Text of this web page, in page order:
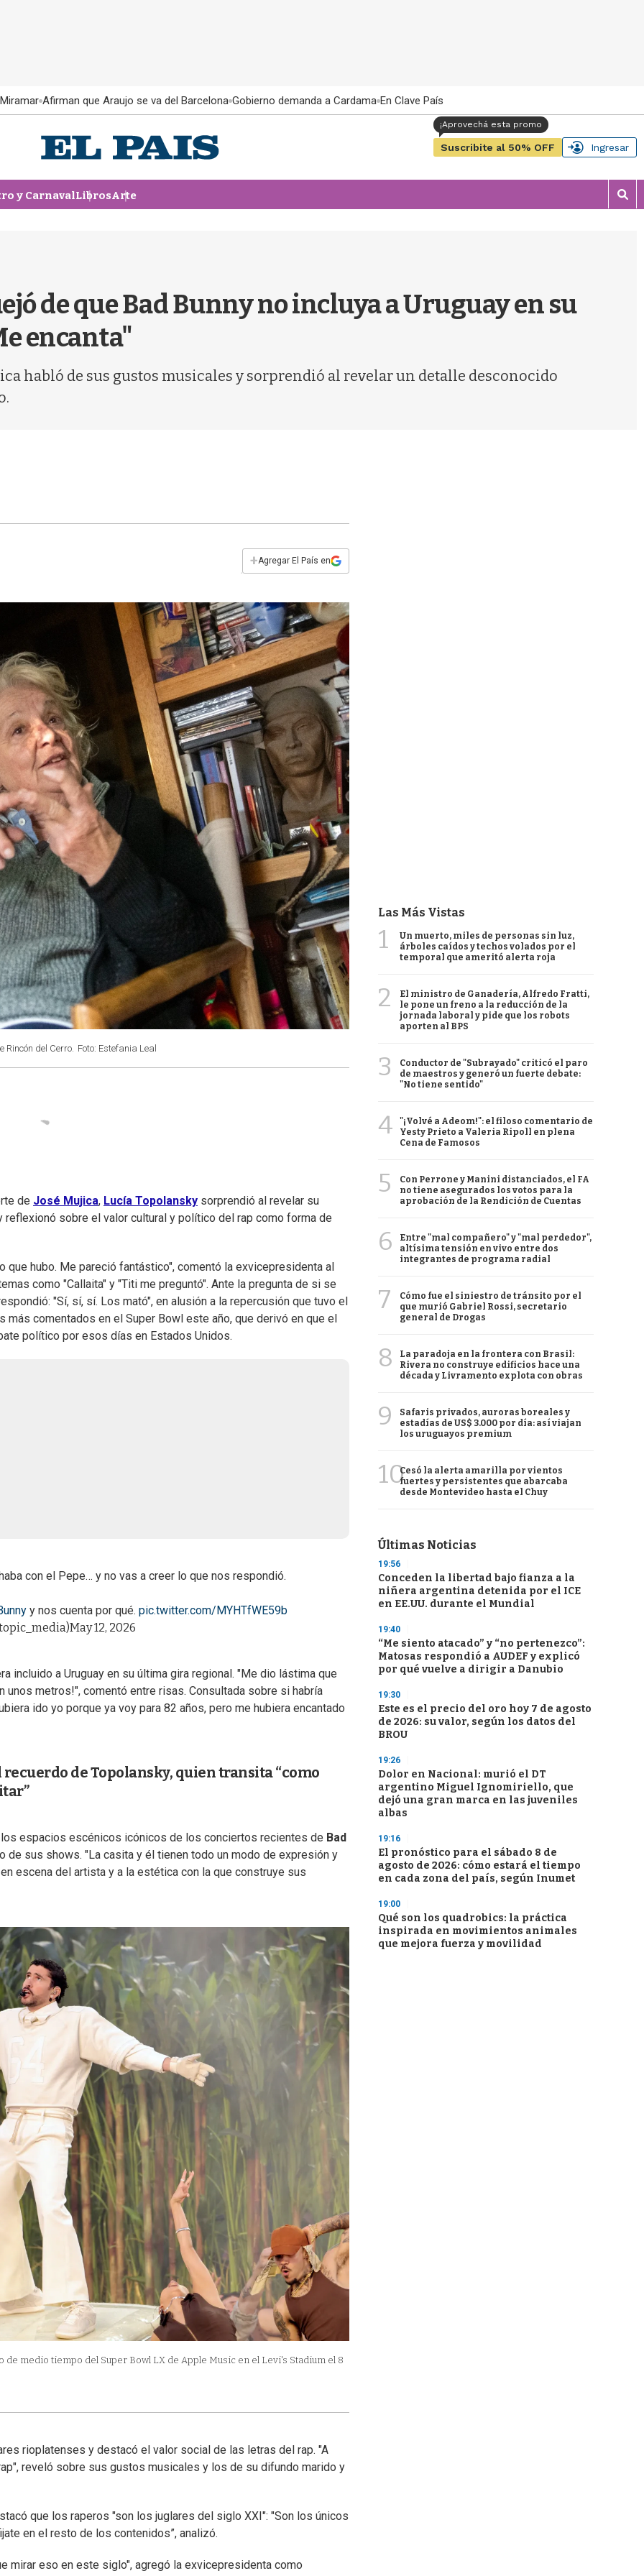
Afirman que Araujo se va del Barcelona Gobierno demanda a Cardama En Clave País
Suscribite al 50% OFF Ingresar
y CarnavalLibrosArte
M
o
de que Bad Bunny no incluya a Uruguay en su
encanta"
habló de sus gustos musicales y sorprendió al revelar un detalle desconocido
+Agregar El País en
Rincón del Cerro. Foto: Estefania Leal
de José Mujica, Lucía Topolansky sorprendió al revelar su
reflexionó sobre el valor cultural y político del rap como forma de
que hubo. Me pareció fantástico", comentó la exvicepresidenta al
como "Callaita" y "Titi me preguntó". Ante la pregunta de si se
"Sí, sí, sí. Los mató", en alusión a la repercusión que tuvo el
comentados en el Super Bowl este año, que derivó en que el
político por esos días en Estados Unidos.
con el Pepe… y no vas a creer lo que nos respondió.
y nos cuenta por qué. pic.twitter.com/MYHTfWE59b
May 12, 2026
incluido a Uruguay en su última gira regional. "Me dio lástima que
unos metros!", comentó entre risas. Consultada sobre si habría
ido yo porque ya voy para 82 años, pero me hubiera encantado
recuerdo de Topolansky, quien transita “como
espacios escénicos icónicos de los conciertos recientes de Bad
de sus shows. "La casita y él tienen todo un modo de expresión y
escena del artista y a la estética con la que construye sus
medio tiempo del Super Bowl LX de Apple Music en el Levi's Stadium el 8
rioplatenses y destacó el valor social de las letras del rap. "A
reveló sobre sus gustos musicales y los de su difundo marido y
que los raperos "son los juglares del siglo XXI": "Son los únicos
en el resto de los contenidos”, analizó.
mirar eso en este siglo", agregó la exvicepresidenta como
Las Más Vistas
1
Un muerto, miles de personas sin luz,
árboles caídos y techos volados por el
temporal que ameritó alerta roja
2
El ministro de Ganadería, Alfredo Fratti,
le pone un freno a la reducción de la
jornada laboral y pide que los robots
aporten al BPS
3
Conductor de "Subrayado" criticó el paro
de maestros y generó un fuerte debate:
"No tiene sentido"
4
"¡Volvé a Adeom!": el filoso comentario de
Yesty Prieto a Valeria Ripoll en plena
Cena de Famosos
5
Con Perrone y Manini distanciados, el FA
no tiene asegurados los votos para la
aprobación de la Rendición de Cuentas
6
Entre "mal compañero" y "mal perdedor",
altísima tensión en vivo entre dos
integrantes de programa radial
7
Cómo fue el siniestro de tránsito por el
que murió Gabriel Rossi, secretario
general de Drogas
8
La paradoja en la frontera con Brasil:
Rivera no construye edificios hace una
década y Livramento explota con obras
9
Safaris privados, auroras boreales y
estadías de US$ 3.000 por día: así viajan
los uruguayos premium
10Cesó la alerta amarilla por vientos
fuertes y persistentes que abarcaba
desde Montevideo hasta el Chuy
Últimas Noticias
19:56
Conceden la libertad bajo fianza a la
niñera argentina detenida por el ICE
en EE.UU. durante el Mundial
19:40
“Me siento atacado” y “no pertenezco”:
Matosas respondió a AUDEF y explicó
por qué vuelve a dirigir a Danubio
19:30
Este es el precio del oro hoy 7 de agosto
de 2026: su valor, según los datos del
BROU
19:26
Dolor en Nacional: murió el DT
argentino Miguel Ignomiriello, que
dejó una gran marca en las juveniles
albas
19:16
El pronóstico para el sábado 8 de
agosto de 2026: cómo estará el tiempo
en cada zona del país, según Inumet
19:00
Qué son los quadrobics: la práctica
inspirada en movimientos animales
que mejora fuerza y movilidad